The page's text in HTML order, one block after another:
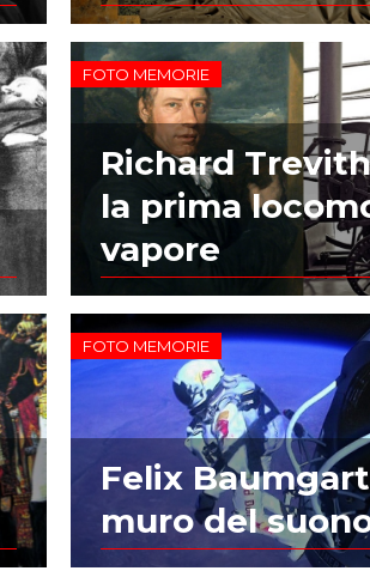
FOTO MEMORIE
Richard
la prima
vapore
FOTO MEMORIE
Felix
muro del